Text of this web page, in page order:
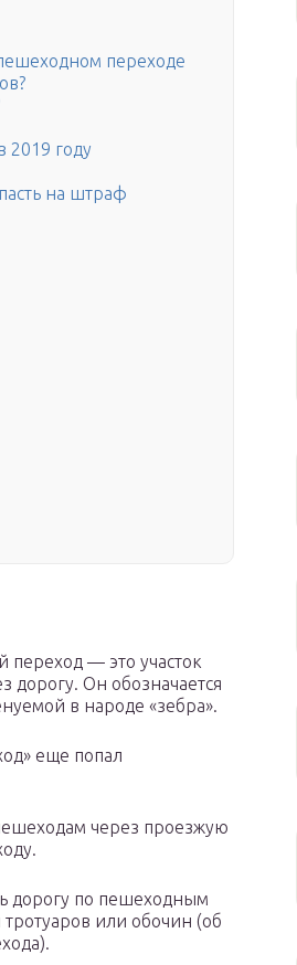
переходе
2019 году
на штраф
переход — это участок
Он обозначается
в народе «зебра».
еще попал
через проезжую
дорогу по пешеходным
или обочин (об